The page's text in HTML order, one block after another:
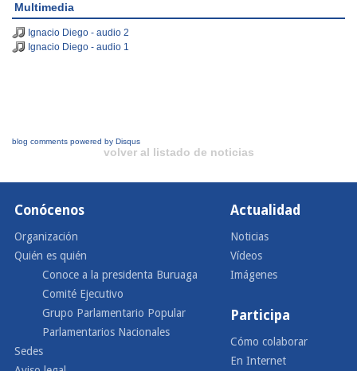
Multimedia
Ignacio Diego - audio 2
Ignacio Diego - audio 1
blog comments powered by Disqus
volver al listado de noticias
Conócenos
Organización
Quién es quién
Conoce a la presidenta Buruaga
Comité Ejecutivo
Grupo Parlamentario Popular
Parlamentarios Nacionales
Sedes
Actualidad
Noticias
Vídeos
Imágenes
Participa
Cómo colaborar
En Internet